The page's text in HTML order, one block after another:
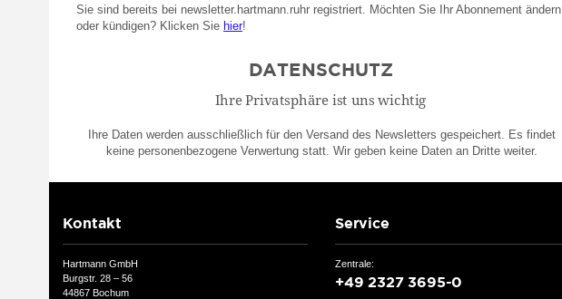
Sie sind bereits bei newsletter.hartmann.ruhr registriert. Möchten Sie Ihr Abonnement ändern
oder kündigen? Klicken Sie hier!
Ihre Daten werden ausschließlich für den Versand des Newsletters gespeichert. Es findet
keine personenbezogene Verwertung statt. Wir geben keine Daten an Dritte weiter.
Hartmann GmbH
Burgstr. 28 – 56
44867 Bochum
Zentrale: